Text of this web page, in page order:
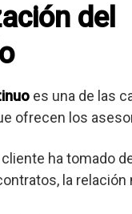
del
es una de las
ofrecen los
cliente ha tomado
la relación